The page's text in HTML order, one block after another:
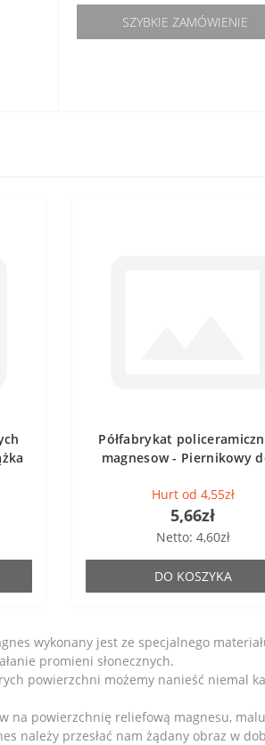
SZYBKIE ZAMÓWIENIE
Półfabrykat
magnesow - Piernikowy
Hurt od 4,55zł
5,66zł
Netto: 4,60zł
DO KOSZYKA
wykonany jest ze specjalnego
promieni słonecznych.
powierzchni możemy nanieść niemal
na powierzchnię reliefową magnesu,
należy przesłać nam żądany obraz w